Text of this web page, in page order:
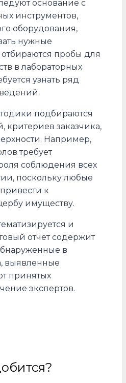
основание с
инструментов,
оборудования,
нужные
пробы для
в лабораторных
узнать ряд
подбираются
критериев заказчика,
Например,
требует
соблюдения всех
поскольку любые
к
имуществу.
и
отчет содержит
в
выявленные
принятых
экспертов.